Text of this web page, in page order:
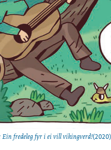
Ein fredeleg fyr i ei vill vikingverd!